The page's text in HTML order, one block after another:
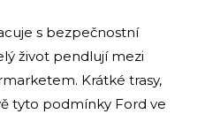
s bezpečnostní
život pendlují mezi
Krátké trasy,
tyto podmínky Ford ve